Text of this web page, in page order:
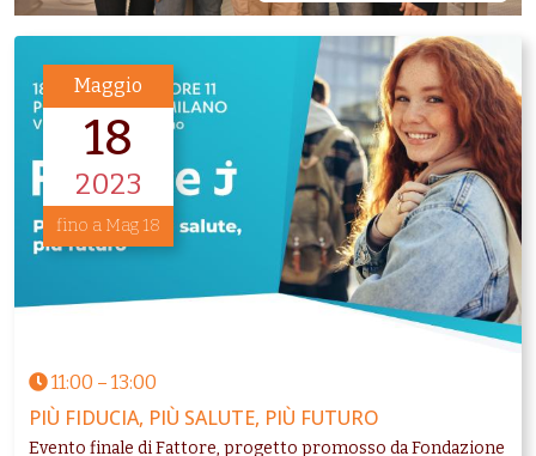
Maggio
18
2023
fino a Mag 18
11:00 – 13:00
PIÙ FIDUCIA, PIÙ SALUTE, PIÙ FUTURO
Evento finale di Fattore, progetto promosso da Fondazione